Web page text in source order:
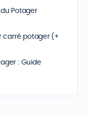
Potager
carré potager (+
: Guide